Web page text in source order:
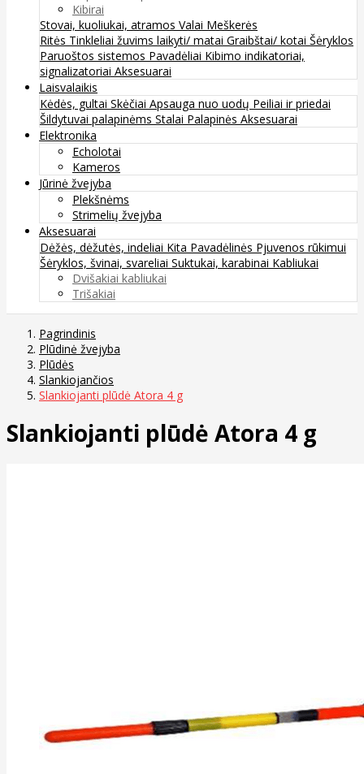
Kibirai
Stovai, kuoliukai, atramos Valai Meškerės
Ritės Tinkleliai žuvims laikyti/ matai Graibštai/ kotai Šėryklos
Paruoštos sistemos Pavadėliai Kibimo indikatoriai,
signalizatoriai Aksesuarai
Laisvalaikis
Kėdės, gultai Skėčiai Apsauga nuo uodų Peiliai ir priedai
Šildytuvai palapinėms Stalai Palapinės Aksesuarai
Elektronika
Echolotai
Kameros
Jūrinė žvejyba
Plekšnėms
Strimelių žvejyba
Aksesuarai
Dėžės, dėžutės, indeliai Kita Pavadėlinės Pjuvenos rūkimui
Šėryklos, švinai, svareliai Suktukai, karabinai Kabliukai
Dvišakiai kabliukai
Trišakiai
Pagrindinis
Plūdinė žvejyba
Plūdės
Slankiojančios
Slankiojanti plūdė Atora 4 g
Slankiojanti plūdė Atora 4 g